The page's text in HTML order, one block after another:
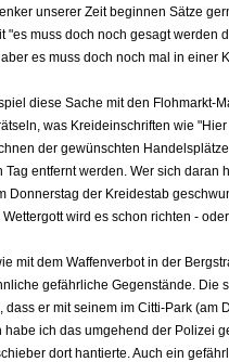
unserer Zeit beginnen Sätze
"es muss doch noch gesagt werden
es muss doch noch mal in einer
diese Sache mit den Flohmarkt-
was Kreideinschriften wie
der gewünschten
Tag entfernt werden. Wer sich daran
Donnerstag der Kreidestab
wird es schon richten -
mit dem Waffenverbot in der
gefährliche Gegenstände. Die
dass er mit seinem im Citti-Park
habe ich das umgehend der Polizei
dort hantierte. Auch ein